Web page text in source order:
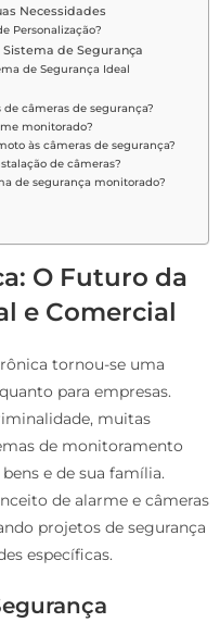
Necessidades
Personalização?
de Segurança
de Segurança Ideal
câmeras de segurança?
monitorado?
às câmeras de segurança?
de câmeras?
de segurança monitorado?
O Futuro da
e Comercial
tornou-se uma
para empresas.
muitas
de monitoramento
e de sua família.
de alarme e câmeras
projetos de segurança
específicas.